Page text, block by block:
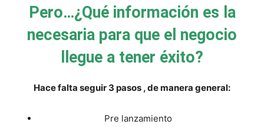
Pero…¿Qué información es la
necesaria para que el negocio
llegue a tener éxito?
Hace falta seguir 3 pasos , de manera general:
Pre lanzamiento